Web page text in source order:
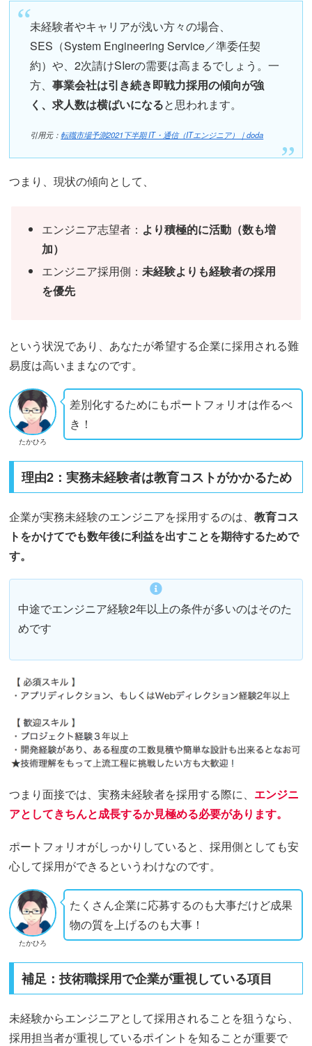
未経験者やキャリアが浅い方々の場合、
SES（System Engineering Service／準委任契
約）や、2次請けSIerの需要は高まるでしょう。一
方、事業会社は引き続き即戦力採用の傾向が強
く、求人数は横ばいになると思われます。
引用元：転職市場予測2021下半期 IT・通信（ITエンジニア）｜doda
つまり、現状の傾向として、
エンジニア志望者： より積極的に活動（数も増
加）
エンジニア採用側： 未経験よりも経験者の採用
を優先
という状況であり、あなたが希望する企業に採用される難
易度は高いままなのです。
たかひろ
差別化するためにもポートフォリオは作るべ
き！
理由2：実務未経験者は教育コストがかかるため
企業が実務未経験のエンジニアを採用するのは、教育コス
トをかけてでも数年後に利益を出すことを期待するためで
す。
中途でエンジニア経験2年以上の条件が多いのはそのた
めです
つまり面接では、実務未経験者を採用する際に、 エンジニ
アとしてきちんと成長するか見極める必要があります。
ポートフォリオがしっかりしていると、採用側としても安
心して採用ができるというわけなのです。
たかひろ
たくさん企業に応募するのも大事だけど成果
物の質を上げるのも大事！
補足：技術職採用で企業が重視している項目
未経験からエンジニアとして採用されることを狙うなら、
採用担当者が重視しているポイントを知ることが重要で